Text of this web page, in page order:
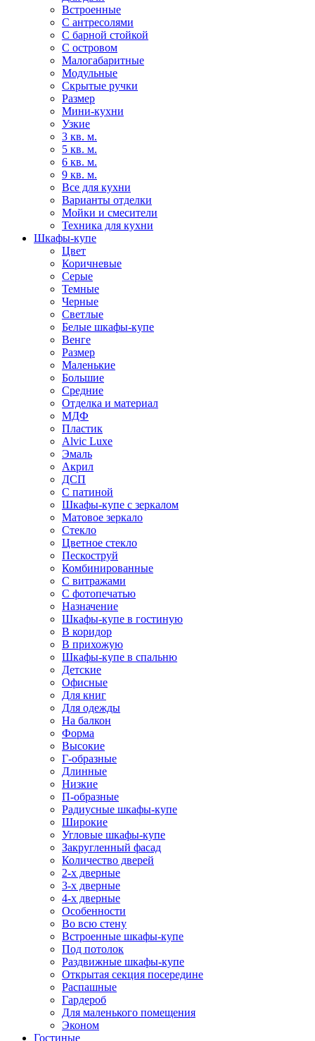
Встроенные
С антресолями
С барной стойкой
С островом
Малогабаритные
Модульные
Скрытые ручки
Размер
Мини-кухни
Узкие
3 кв. м.
5 кв. м.
6 кв. м.
9 кв. м.
Все для кухни
Варианты отделки
Мойки и смесители
Техника для кухни
Шкафы-купе
Цвет
Коричневые
Серые
Темные
Черные
Светлые
Белые шкафы-купе
Венге
Размер
Маленькие
Большие
Средние
Отделка и материал
МДФ
Пластик
Alvic Luxe
Эмаль
Акрил
ДСП
С патиной
Шкафы-купе с зеркалом
Матовое зеркало
Стекло
Цветное стекло
Пескоструй
Комбинированные
С витражами
С фотопечатью
Назначение
Шкафы-купе в гостиную
В коридор
В прихожую
Шкафы-купе в спальню
Детские
Офисные
Для книг
Для одежды
На балкон
Форма
Высокие
Г-образные
Длинные
Низкие
П-образные
Радиусные шкафы-купе
Широкие
Угловые шкафы-купе
Закругленный фасад
Количество дверей
2-х дверные
3-х дверные
4-х дверные
Особенности
Во всю стену
Встроенные шкафы-купе
Под потолок
Раздвижные шкафы-купе
Открытая секция посередине
Распашные
Гардероб
Для маленького помещения
Эконом
Гостиные